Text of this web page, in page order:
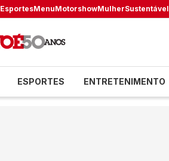
EsportesMenuMotorshowMulherSustentável
ESPORTES ENTRETENIMENTO